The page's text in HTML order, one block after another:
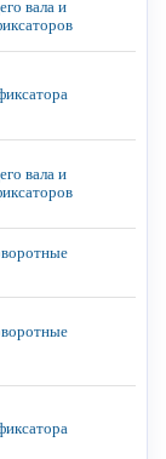
вала и
вала и